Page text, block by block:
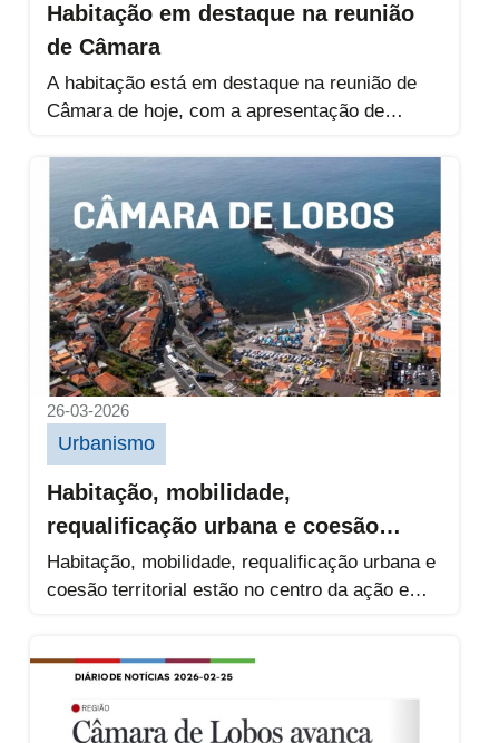
Habitação em destaque na reunião
de Câmara
A habitação está em destaque na reunião de
Câmara de hoje, com a apresentação de
Habitação, mobilidade, requalificação
26-03-2026
Urbanismo
Habitação, mobilidade,
requalificação urbana e coesão
territorial estão no centro da ação
em Câmara de Lobos
Habitação, mobilidade, requalificação urbana e
coesão territorial estão no centro da ação em
Modelo de simplificação e